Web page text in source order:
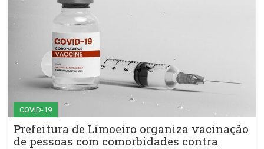
COVID-19
Prefeitura de Limoeiro organiza vacinação
de pessoas com comorbidades contra